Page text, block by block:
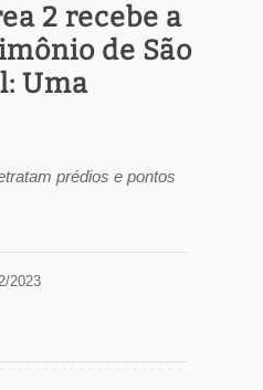
2 recebe a
de São
Uma
prédios e pontos
2023